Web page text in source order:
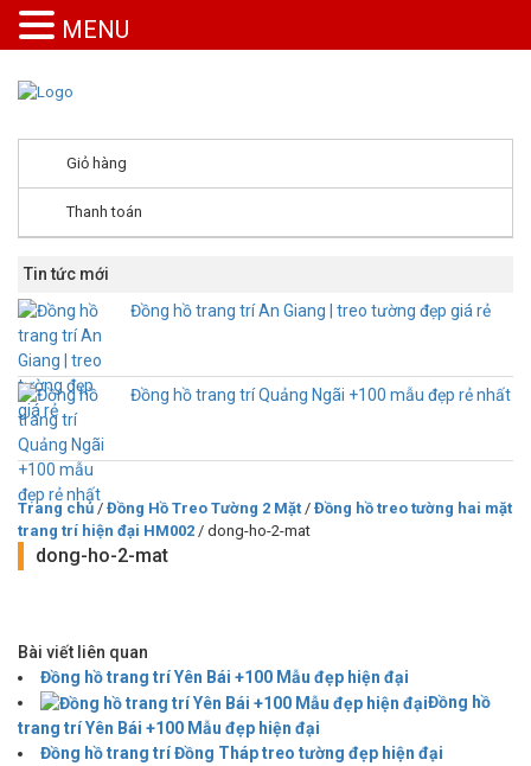
Giỏ hàng
Thanh toán
Tin tức mới
Đồng hồ trang trí An Giang | treo tường đẹp giá rẻ
Đồng hồ trang trí Quảng Ngãi +100 mẫu đẹp rẻ nhất
Trang chủ / Đồng Hồ Treo Tường 2 Mặt / Đồng hồ treo tường hai mặt
trang trí hiện đại HM002 / dong-ho-2-mat
dong-ho-2-mat
Bài viết liên quan
Đồng hồ trang trí Yên Bái +100 Mẫu đẹp hiện đại
Đồng hồ
trang trí Yên Bái +100 Mẫu đẹp hiện đại
Đồng hồ trang trí Đồng Tháp treo tường đẹp hiện đại
MENU